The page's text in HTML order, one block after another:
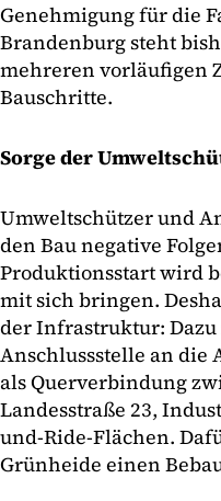
Genehmigung für die
Brandenburg steht
mehreren vorläufigen
Bauschritte.
Sorge der
Umweltschützer und
den Bau negative
Produktionsstart wird
mit sich bringen.
der Infrastruktur:
Anschlussstelle an die
als Querverbindung
Landesstraße 23,
und-Ride-Flächen.
Grünheide einen